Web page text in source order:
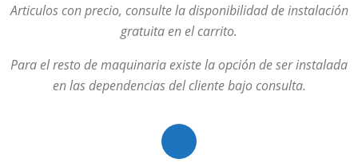
Articulos con precio, consulte la disponibilidad de instalación
gratuita en el carrito.
Para el resto de maquinaria existe la opción de ser instalada
en las dependencias del cliente bajo consulta.